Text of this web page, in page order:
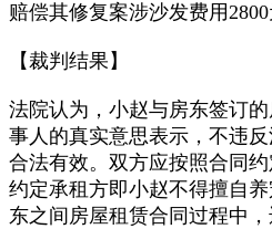
赔偿其修复案涉沙发费用2800
【裁判结果】
法院认为，小赵与房东签订
事人的真实意思表示，不违
合法有效。双方应按照合同
约定承租方即小赵不得擅自
东之间房屋租赁合同过程中